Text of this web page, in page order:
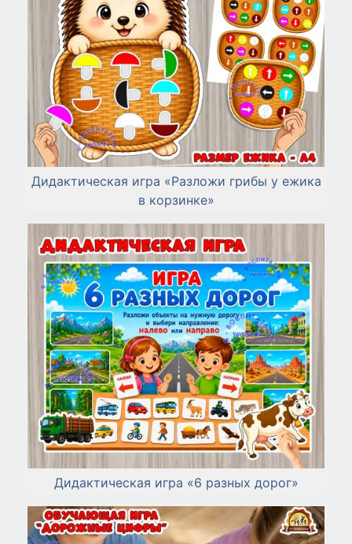
Дидактическая игра «Разложи грибы у ежика
в корзинке»
Дидактическая игра «6 разных дорог»